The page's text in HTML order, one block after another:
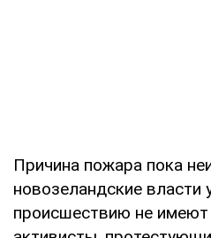
Причина пожара пока
новозеландские власти
происшествию не имеют